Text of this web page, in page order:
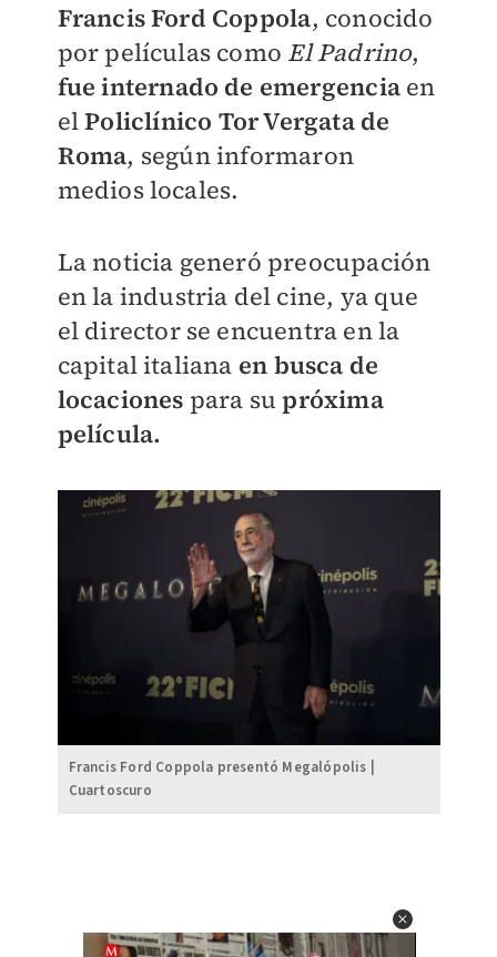
Francis Ford Coppola, conocido
por películas como El Padrino,
fue internado de emergenciaen
elPoliclínico Tor Vergata de
Roma, según informaron
medios locales.
La noticia generó preocupación
en la industria del cine, ya que
el director se encuentra en la
capital italiana en busca de
locaciones para supróxima
película.
Francis Ford Coppola presentó Megalópolis |
Cuartoscuro